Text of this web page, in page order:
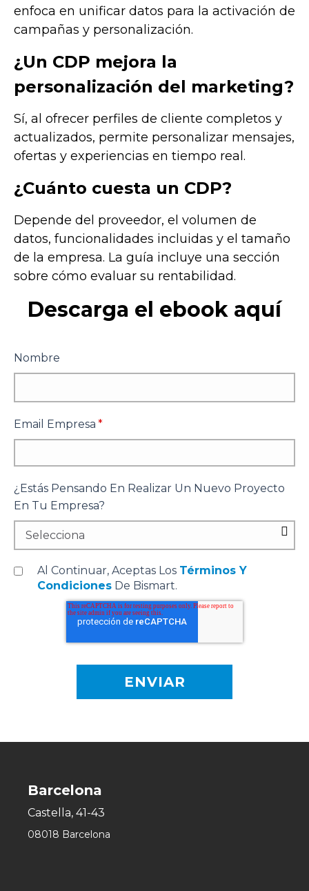
enfoca en unificar datos para la activación de
campañas y personalización.
¿Un CDP mejora la
personalización del marketing?
Sí, al ofrecer perfiles de cliente completos y
actualizados, permite personalizar mensajes,
ofertas y experiencias en tiempo real.
¿Cuánto cuesta un CDP?
Depende del proveedor, el volumen de
datos, funcionalidades incluidas y el tamaño
de la empresa. La guía incluye una sección
sobre cómo evaluar su rentabilidad.
Descarga el ebook aquí
Nombre
Email Empresa *
¿Estás Pensando En Realizar Un Nuevo Proyecto
En Tu Empresa?
Al Continuar, Aceptas Los Términos Y
Condiciones De Bismart.
Barcelona
Castella, 41-43
08018 Barcelona